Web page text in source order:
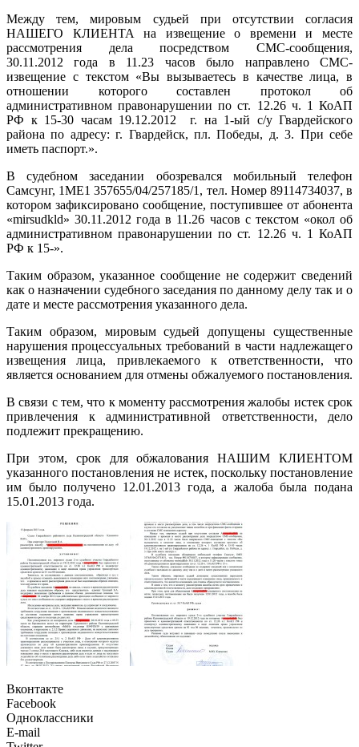
Между тем, мировым судьей при отсутствии согласия
НАШЕГО КЛИЕНТА на извещение о времени и месте
рассмотрения дела посредством СМС-сообщения,
30.11.2012 года в 11.23 часов было направлено СМС-
извещение с текстом «Вы вызываетесь в качестве лица, в
отношении которого составлен протокол об
административном правонарушении по ст. 12.26 ч. 1 КоАП
РФ к 15-30 часам 19.12.2012 г. на 1-ый с/у Гвардейского
района по адресу: г. Гвардейск, пл. Победы, д. 3. При себе
иметь паспорт.».
В судебном заседании обозревался мобильный телефон
Самсунг, 1МЕ1 357655/04/257185/1, тел. Номер 89114734037, в
котором зафиксировано сообщение, поступившее от абонента
«mirsudkld» 30.11.2012 года в 11.26 часов с текстом «окол об
административном правонарушении по ст. 12.26 ч. 1 КоАП
РФ к 15-».
Таким образом, указанное сообщение не содержит сведений
как о назначении судебного заседания по данному делу так и о
дате и месте рассмотрения указанного дела.
Таким образом, мировым судьей допущены существенные
нарушения процессуальных требований в части надлежащего
извещения лица, привлекаемого к ответственности, что
является основанием для отмены обжалуемого постановления.
В связи с тем, что к моменту рассмотрения жалобы истек срок
привлечения к административной ответственности, дело
подлежит прекращению.
При этом, срок для обжалования НАШИМ КЛИЕНТОМ
указанного постановления не истек, поскольку постановление
им было получено 12.01.2013 года, а жалоба была подана
15.01.2013 года.
Вконтакте
Facebook
Одноклассники
E-mail